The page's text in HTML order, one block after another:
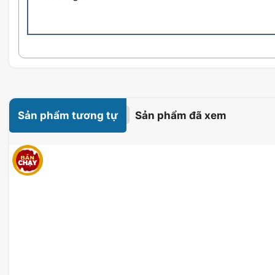
Bo mạch chủ Mainboard Asus TUF Gaming
Sản phẩm tương tự Sản phẩm đã xem